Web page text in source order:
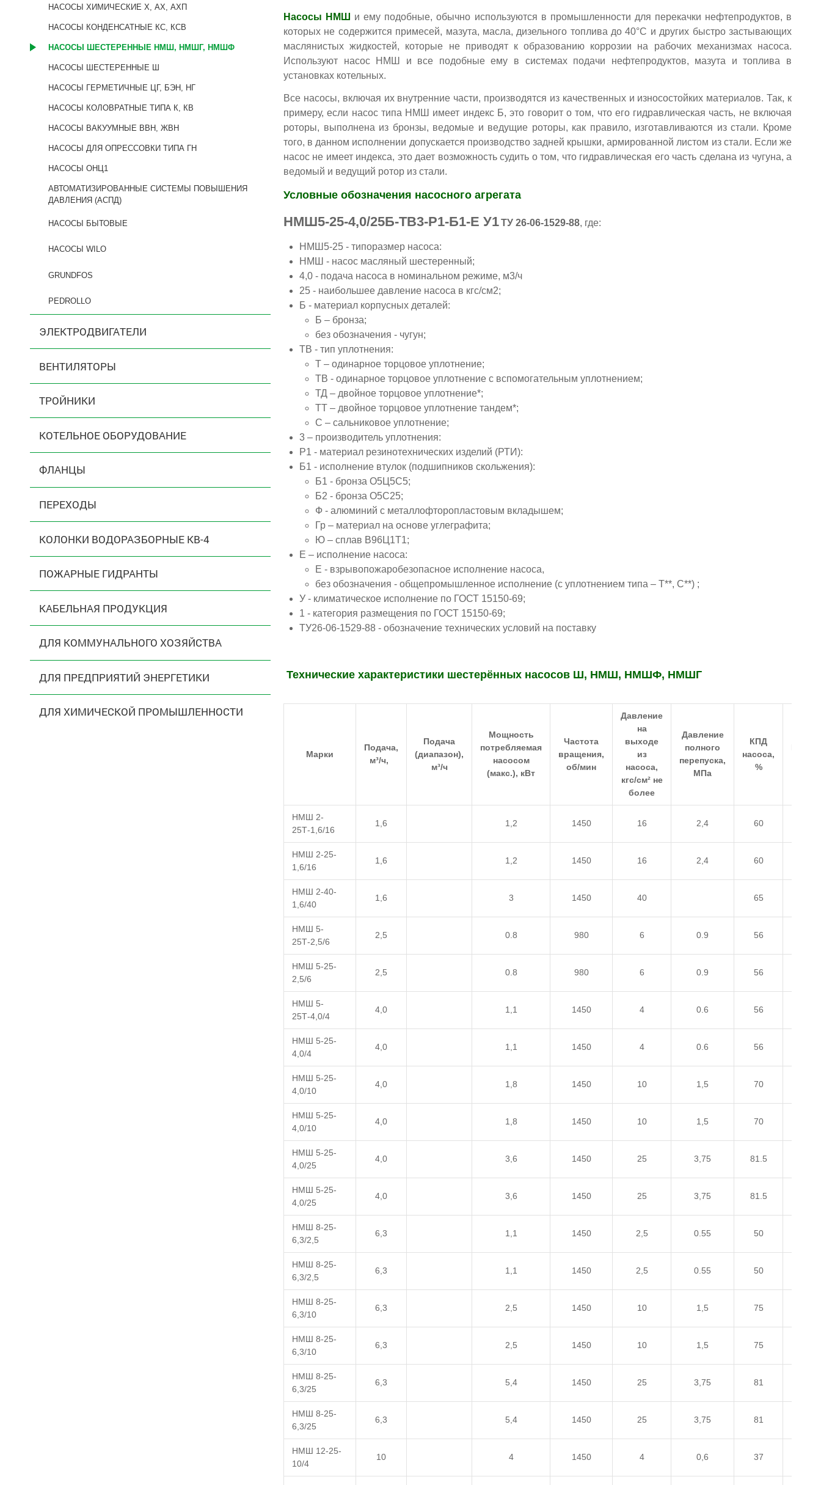
НАСОСЫ ХИМИЧЕСКИЕ Х, АХ, АХП
НАСОСЫ КОНДЕНСАТНЫЕ КС, КСВ
НАСОСЫ ШЕСТЕРЕННЫЕ НМШ, НМШГ, НМШФ
НАСОСЫ ШЕСТЕРЕННЫЕ Ш
НАСОСЫ ГЕРМЕТИЧНЫЕ ЦГ, БЭН, НГ
НАСОСЫ КОЛОВРАТНЫЕ ТИПА К, КВ
НАСОСЫ ВАКУУМНЫЕ ВВН, ЖВН
НАСОСЫ ДЛЯ ОПРЕССОВКИ ТИПА ГН
НАСОСЫ ОНЦ1
АВТОМАТИЗИРОВАННЫЕ СИСТЕМЫ ПОВЫШЕНИЯ
ДАВЛЕНИЯ (АСПД)
НАСОСЫ БЫТОВЫЕ
НАСОСЫ WILO
GRUNDFOS
PEDROLLO
ЭЛЕКТРОДВИГАТЕЛИ
ВЕНТИЛЯТОРЫ
ТРОЙНИКИ
КОТЕЛЬНОЕ ОБОРУДОВАНИЕ
ФЛАНЦЫ
ПЕРЕХОДЫ
КОЛОНКИ ВОДОРАЗБОРНЫЕ КВ-4
ПОЖАРНЫЕ ГИДРАНТЫ
КАБЕЛЬНАЯ ПРОДУКЦИЯ
ДЛЯ КОММУНАЛЬНОГО ХОЗЯЙСТВА
ДЛЯ ПРЕДПРИЯТИЙ ЭНЕРГЕТИКИ
ДЛЯ ХИМИЧЕСКОЙ ПРОМЫШЛЕННОСТИ
Насосы НМШ и ему подобные, обычно используются в промышленности для перекачки нефтепродуктов, в
которых не содержится примесей, мазута, масла, дизельного топлива до 40°C и других быстро застывающих
маслянистых жидкостей, которые не приводят к образованию коррозии на рабочих механизмах насоса.
Используют насос НМШ и все подобные ему в системах подачи нефтепродуктов, мазута и топлива в
установках котельных.
Все насосы, включая их внутренние части, производятся из качественных и износостойких материалов. Так, к
примеру, если насос типа НМШ имеет индекс Б, это говорит о том, что его гидравлическая часть, не включая
роторы, выполнена из бронзы, ведомые и ведущие роторы, как правило, изготавливаются из стали. Кроме
того, в данном исполнении допускается производство задней крышки, армированной листом из стали. Если же
насос не имеет индекса, это дает возможность судить о том, что гидравлическая его часть сделана из чугуна, а
ведомый и ведущий ротор из стали.
Условные обозначения насосного агрегата
НМШ5-25-4,0/25Б-ТВ3-Р1-Б1-Е У1ТУ 26-06-1529-88, где:
НМШ5-25 - типоразмер насоса:
НМШ - насос масляный шестеренный;
4,0 - подача насоса в номинальном режиме, м3/ч
25 - наибольшее давление насоса в кгс/см2;
Б - материал корпусных деталей:
Б – бронза;
без обозначения - чугун;
ТВ - тип уплотнения:
Т – одинарное торцовое уплотнение;
ТВ - одинарное торцовое уплотнение с вспомогательным уплотнением;
ТД – двойное торцовое уплотнение*;
ТТ – двойное торцовое уплотнение тандем*;
С – сальниковое уплотнение;
3 – производитель уплотнения:
Р1 - материал резинотехнических изделий (РТИ):
Б1 - исполнение втулок (подшипников скольжения):
Б1 - бронза О5Ц5С5;
Б2 - бронза О5С25;
Ф - алюминий с металлофторопластовым вкладышем;
Гр – материал на основе углеграфита;
Ю – сплав В96Ц1Т1;
Е – исполнение насоса:
Е - взрывопожаробезопасное исполнение насоса,
без обозначения - общепромышленное исполнение (с уплотнением типа – Т**, С**) ;
У - климатическое исполнение по ГОСТ 15150-69;
1 - категория размещения по ГОСТ 15150-69;
ТУ26-06-1529-88 - обозначение технических условий на поставку
Технические характеристики шестерённых насосов Ш, НМШ, НМШФ, НМШГ
Марки
Подача,
м³/ч,
Подача
(диапазон),
м³/ч
Мощность
потребляемая
насосом
(макс.), кВт
Частота
вращения,
об/мин
Давление
на
выходе
из
насоса,
кгс/см² не
более
Давление
полного
перепуска,
МПа
КПД
насоса,
%
НМШ 2-
25Т-1,6/16
1,6 1,2 1450 16 2,4 60
НМШ 2-25-
1,6/16
1,6 1,2 1450 16 2,4 60
НМШ 2-40-
1,6/40
1,6 3 1450 40 65
НМШ 5-
25Т-2,5/6
2,5 0.8 980 6 0.9 56
НМШ 5-25-
2,5/6
2,5 0.8 980 6 0.9 56
НМШ 5-
25Т-4,0/4
4,0 1,1 1450 4 0.6 56
НМШ 5-25-
4,0/4
4,0 1,1 1450 4 0.6 56
НМШ 5-25-
4,0/10
4,0 1,8 1450 10 1,5 70
НМШ 5-25-
4,0/10
4,0 1,8 1450 10 1,5 70
НМШ 5-25-
4,0/25
4,0 3,6 1450 25 3,75 81.5
НМШ 5-25-
4,0/25
4,0 3,6 1450 25 3,75 81.5
НМШ 8-25-
6,3/2,5
6,3 1,1 1450 2,5 0.55 50
НМШ 8-25-
6,3/2,5
6,3 1,1 1450 2,5 0.55 50
НМШ 8-25-
6,3/10
6,3 2,5 1450 10 1,5 75
НМШ 8-25-
6,3/10
6,3 2,5 1450 10 1,5 75
НМШ 8-25-
6,3/25
6,3 5,4 1450 25 3,75 81
НМШ 8-25-
6,3/25
6,3 5,4 1450 25 3,75 81
НМШ 12-25-
10/4
10 4 1450 4 0,6 37